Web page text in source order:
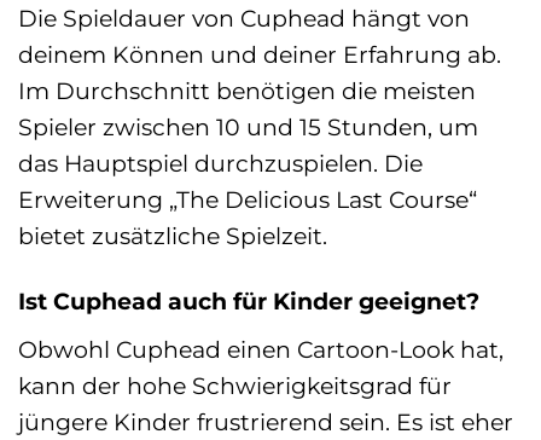
Die Spieldauer von Cuphead hängt von
deinem Können und deiner Erfahrung ab.
Im Durchschnitt benötigen die meisten
Spieler zwischen 10 und 15 Stunden, um
das Hauptspiel durchzuspielen. Die
Erweiterung „The Delicious Last Course“
bietet zusätzliche Spielzeit.
Ist Cuphead auch für Kinder geeignet?
Obwohl Cuphead einen Cartoon-Look hat,
kann der hohe Schwierigkeitsgrad für
jüngere Kinder frustrierend sein. Es ist eher